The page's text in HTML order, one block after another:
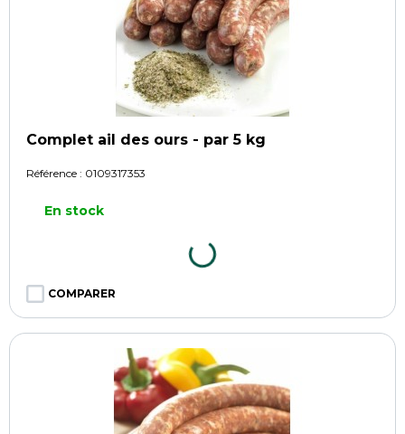
Complet ail des ours - par 5 kg
Référence : 0109317353
En stock
COMPARER